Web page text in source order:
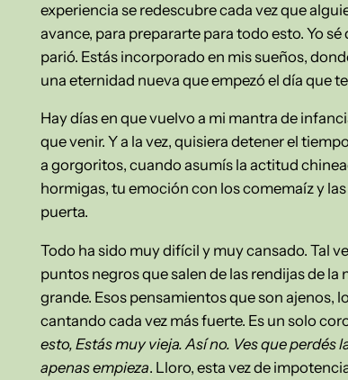
experiencia se redescubre cada vez que
avance, para prepararte para todo esto. Yo
parió. Estás incorporado en mis sueños,
una eternidad nueva que empezó el día que
Hay días en que vuelvo a mi mantra de
que venir. Y a la vez, quisiera detener el
a gorgoritos, cuando asumís la actitud
hormigas, tu emoción con los comemaíz y
puerta.
Todo ha sido muy difícil y muy cansado. Tal
puntos negros que salen de las rendijas de
grande. Esos pensamientos que son ajenos,
cantando cada vez más fuerte. Es un solo
esto, Estás muy vieja. Así no. Ves que
apenas empieza. Lloro, esta vez de